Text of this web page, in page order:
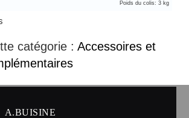
Poids du colis: 3 kg
catégorie :Accessoires et
A.BUISINE